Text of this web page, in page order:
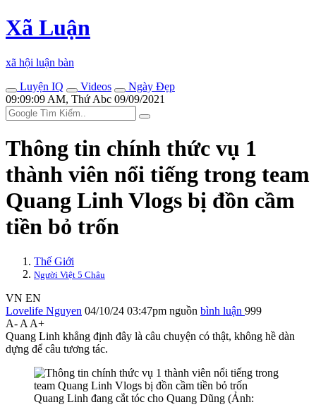
Xã Luận
xã hội luận bàn
Luyện IQ
Videos
Ngày Đẹp
09:09:09 AM, Thứ Abc 09/09/2021
Thông tin chính thức vụ 1
thành viên nổi tiếng trong team
Quang Linh Vlogs bị đồn cầm
tiền bỏ trốn
Thế Giới
Người Việt 5 Châu
VN EN
Lovelife Nguyen 04/10/24 03:47pm nguồn bình luận 999
A- A A+
Quang Linh khẳng định đây là câu chuyện có thật, không hề dàn
dựng để câu tương tác.
Quang Linh đang cắt tóc cho Quang Dũng (Ảnh: